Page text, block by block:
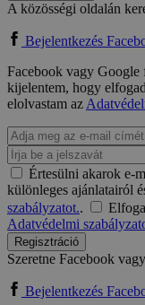
A közösségi oldalán
Bejelentkezés
Facebook vagy Google
kijelentem, hogy
elolvastam az
Értesülni akarok e-
különleges ajánlatairól
szabályzatot..
Adatvédelmi
Regisztráció
Szeretne Facebook
Bejelentkezés